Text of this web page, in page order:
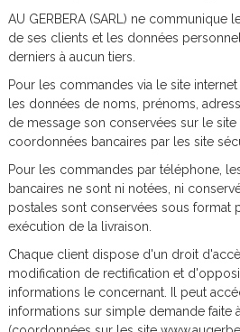
AU GERBERA (SARL) ne communique
de ses clients et les données
derniers à aucun tiers.
Pour les commandes via le site
les données de noms, prénoms,
de message son conservées sur le
coordonnées bancaires par les site
Pour les commandes par téléphone,
bancaires ne sont ni notées, ni
postales sont conservées sous format
exécution de la livraison.
Chaque client dispose d'un droit
modification de rectification et
informations le concernant. Il peut
informations sur simple demande faite à